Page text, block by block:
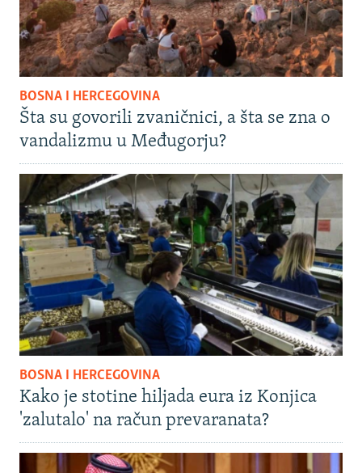
BOSNA I HERCEGOVINA
Šta su govorili zvaničnici, a šta se zna o
vandalizmu u Međugorju?
BOSNA I HERCEGOVINA
Kako je stotine hiljada eura iz Konjica
'zalutalo' na račun prevaranata?